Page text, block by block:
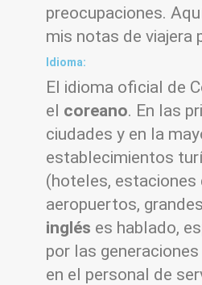
preocupaciones.
mis notas de viajera
Idioma:
El idioma oficial de
el coreano. En las
ciudades y en la
establecimientos
(hoteles, estaciones
aeropuertos,
inglés es hablado,
por las
en el personal de